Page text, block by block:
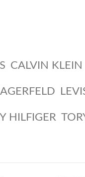
CALVIN KLEIN
HILFIGER